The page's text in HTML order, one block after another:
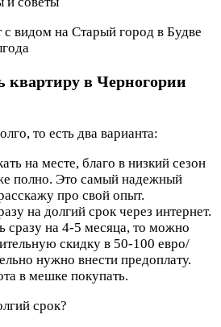
видом на Старый город в Будве
квартиру в Черногории
то есть два варианта:
на месте, благо в низкий сезон
полно. Это самый надежный
про свой опыт.
на долгий срок через интернет.
сразу на 4-5 месяца, то можно
скидку в 50-100 евро/
нужно внести предоплату.
в мешке покупать.
срок?